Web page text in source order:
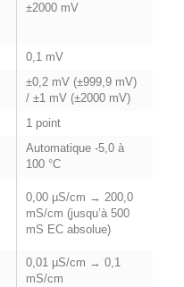
±2000 mV
0,1 mV
±0,2 mV (±999,9 mV)
/ ±1 mV (±2000 mV)
1 point
Automatique -5,0 à
100 °C
0,00 µS/cm → 200,0
mS/cm (jusqu’à 500
mS EC absolue)
0,01 µS/cm → 0,1
mS/cm